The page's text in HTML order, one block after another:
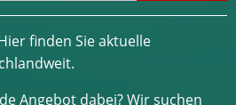
finden Sie aktuelle
Angebot dabei? Wir suchen